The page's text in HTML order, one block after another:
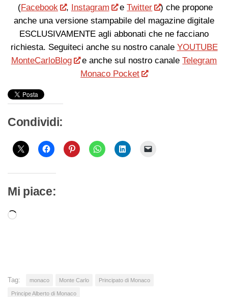
(Facebook , Instagram eTwitter
) che propone
anche una versione stampabile del magazine digitale
ESCLUSIVAMENTE agli abbonati che ne facciano
richiesta. Seguiteci anche su nostro canale YOUTUBE
MonteCarloBlog
e anche sul nostro canaleTelegram
Monaco Pocket
Condividi:
Mi piace:
Caricamento
Tag: monaco Monte Carlo Principato di Monaco
Principe Alberto di Monaco